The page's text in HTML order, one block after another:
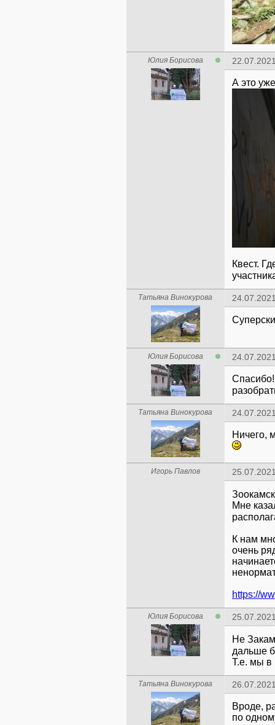
Юлия Борисова
Квест.
Татьяна Винокурова
Юлия Борисова
Спасибо!
Татьяна Винокурова
Ничего,
Игорь Павлов
Мне
К нам
очень
https://
Юлия Борисова
Не
дальше
Т.е. мы в
Татьяна Винокурова
Вроде,
по